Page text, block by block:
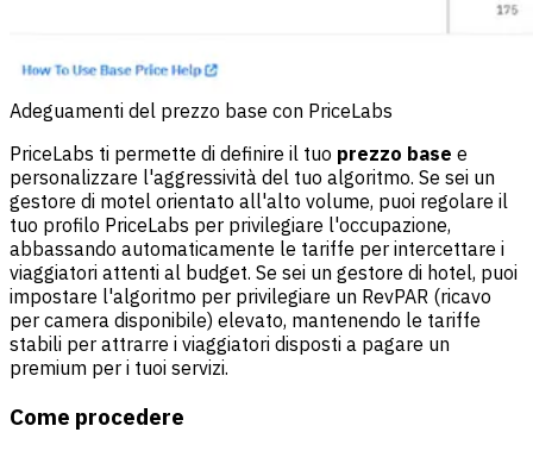
Adeguamenti del prezzo base con PriceLabs
PriceLabs ti permette di definire il tuo prezzo base e
personalizzare l'aggressività del tuo algoritmo. Se sei un
gestore di motel orientato all'alto volume, puoi regolare il
tuo profilo PriceLabs per privilegiare l'occupazione,
abbassando automaticamente le tariffe per intercettare i
viaggiatori attenti al budget. Se sei un gestore di hotel, puoi
impostare l'algoritmo per privilegiare un RevPAR (ricavo
per camera disponibile) elevato, mantenendo le tariffe
stabili per attrarre i viaggiatori disposti a pagare un
premium per i tuoi servizi.
Come procedere